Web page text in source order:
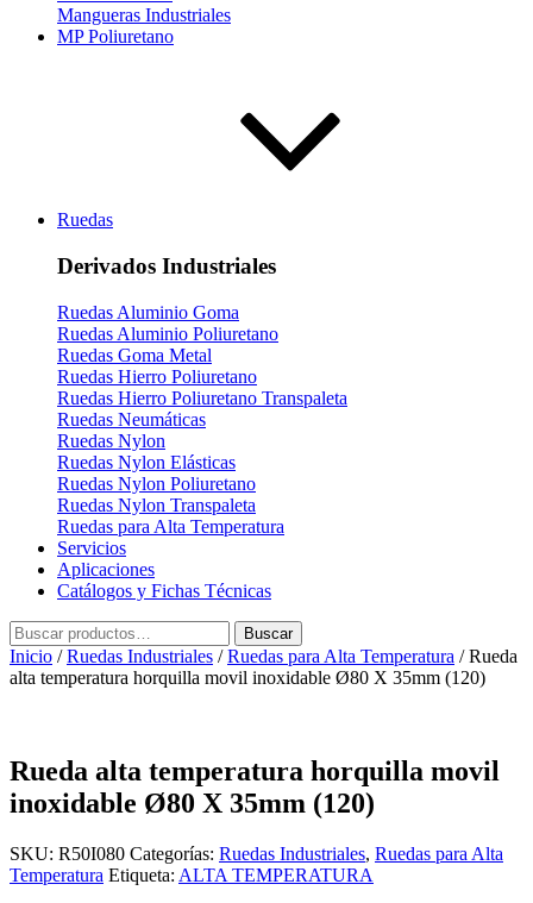
Mangueras Industriales
MP Poliuretano
Ruedas
Derivados Industriales
Ruedas Aluminio Goma
Ruedas Aluminio Poliuretano
Ruedas Goma Metal
Ruedas Hierro Poliuretano
Ruedas Hierro Poliuretano Transpaleta
Ruedas Neumáticas
Ruedas Nylon
Ruedas Nylon Elásticas
Ruedas Nylon Poliuretano
Ruedas Nylon Transpaleta
Ruedas para Alta Temperatura
Servicios
Aplicaciones
Catálogos y Fichas Técnicas
Buscar
por:
Buscar
Inicio /Ruedas Industriales /Ruedas para Alta Temperatura / Rueda
alta temperatura horquilla movil inoxidable Ø80 X 35mm (120)
Rueda alta temperatura horquilla movil
inoxidable Ø80 X 35mm (120)
SKU: R50I080 Categorías: Ruedas Industriales, Ruedas para Alta
Temperatura Etiqueta: ALTA TEMPERATURA